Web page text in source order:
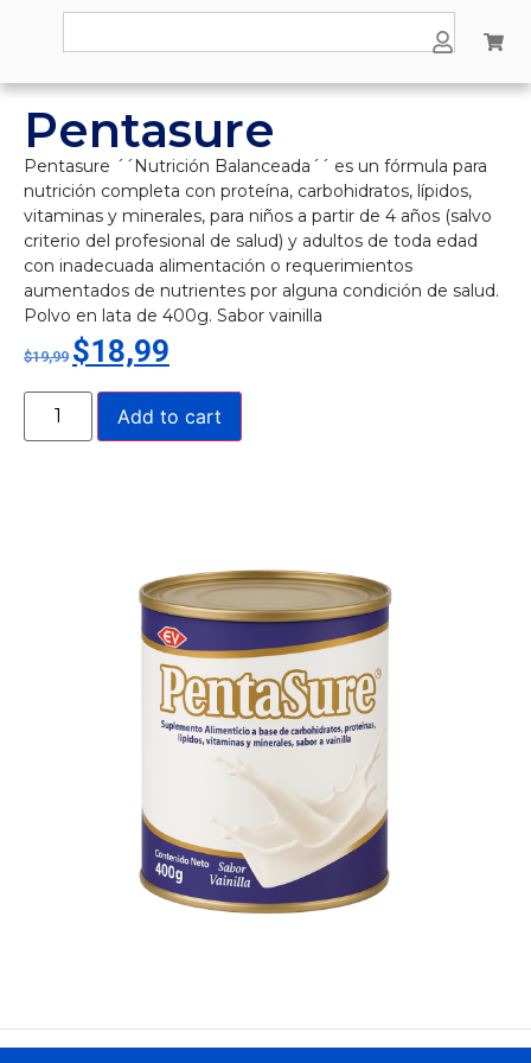
Pentasure
Pentasure ´´Nutrición Balanceada´´ es un fórmula para
nutrición completa con proteína, carbohidratos, lípidos,
vitaminas y minerales, para niños a partir de 4 años (salvo
criterio del profesional de salud) y adultos de toda edad
con inadecuada alimentación o requerimientos
aumentados de nutrientes por alguna condición de salud.
Polvo en lata de 400g. Sabor vainilla
$19,99 $18,99
Add to cart